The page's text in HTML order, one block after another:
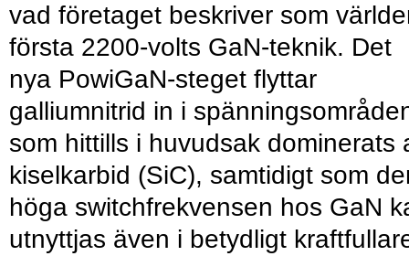
vad företaget beskriver som
första 2200-volts GaN-teknik. Det
nya PowiGaN-steget flyttar
galliumnitrid in i
som hittills i huvudsak dominerats
kiselkarbid (SiC), samtidigt som
höga switchfrekvensen hos GaN
utnyttjas även i betydligt